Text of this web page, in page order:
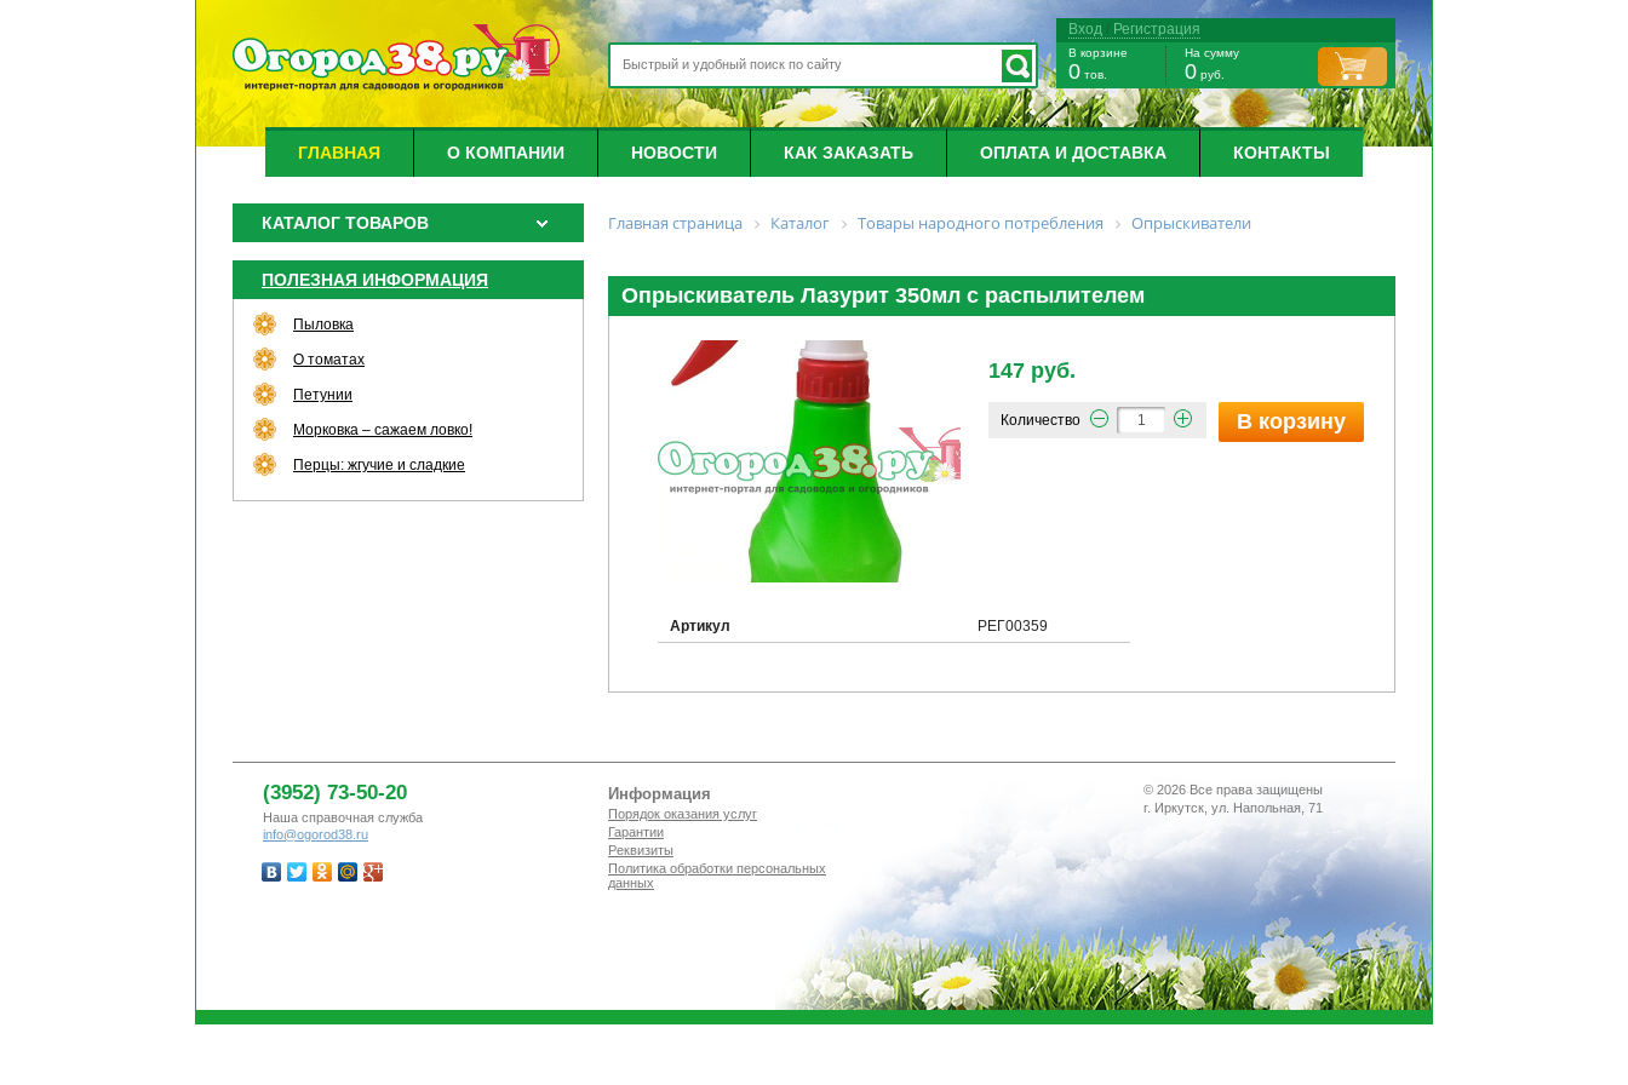
Вход / Регистрация
В корзине
0 тов.
На сумму
0 руб.
ГЛАВНАЯ О КОМПАНИИ НОВОСТИ КАК ЗАКАЗАТЬ ОПЛАТА И ДОСТАВКА КОНТАКТЫ
КАТАЛОГ ТОВАРОВ
ПОЛЕЗНАЯ ИНФОРМАЦИЯ
Пыловка
О томатах
Петунии
Морковка – сажаем ловко!
Перцы: жгучие и сладкие
Главная страница Каталог Товары народного потребления Опрыскиватели
Опрыскиватель Лазурит 350мл с распылителем
147 руб.
Количество В корзину
Артикул РЕГ00359
(3952) 73-50-20
Наша справочная служба
info@ogorod38.ru
Информация
Порядок оказания услуг
Гарантии
Реквизиты
Политика обработки персональных
данных
© 2026 Все права защищены
г. Иркутск, ул. Напольная, 71